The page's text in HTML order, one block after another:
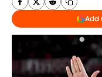
Add